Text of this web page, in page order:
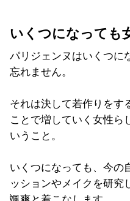
いくつになっても
パリジェンヌはいくつに
忘れません。
それは決して若作りをす
ことで増していく女性ら
いうこと。
いくつになっても、今の
ッションやメイクを研究